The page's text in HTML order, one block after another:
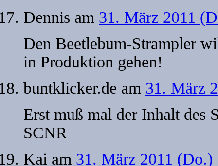
Dennis am 31. März 2011
Den Beetlebum-Strampler
in Produktion gehen!
buntklicker.de am 31. März
Erst muß mal der Inhalt des
SCNR
Kai am 31. März 2011 (Do.)